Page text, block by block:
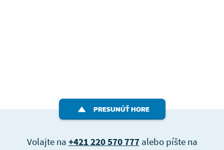
PRESUNÚŤ HORE
Volajte na +421 220 570 777alebo píšte na